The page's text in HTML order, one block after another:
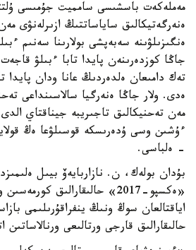
مەملەكەت باسشىسى سامميت جۇمىسى
ەنەرگەتيكالىق ساياساتتىڭ ازىرلەنۋى
ەنگىزىلۋىنە سەبەپشى بولارىنا سەنىم
جاڭا كوزدەرىنەن پايدا تابا ءبىلۋ
تەك دامىعان ەلدەردىڭ عانا ودان پايدا
ەدى. ولار جاڭا ەنەرگيا سالاسىنداعى
مەن تەحنيكالىق تاجىريبە جيناقتاي
ءۇشىن وسى ۇدەرىسكە قوسىلۋعا ەڭ
- ەلباسى.
بۇدان بولەك، ن. نازاربايەۆ بيىل
«ەكسپو-2017» حالىقارالىق
اياقتالعان سوڭ ونىڭ ينفراقۇرىلىمى
حالىقارالىق قارجى ورتالىعى